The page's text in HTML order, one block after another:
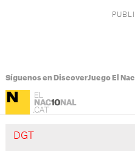
Síguenos en DiscoverJuego El
DGT